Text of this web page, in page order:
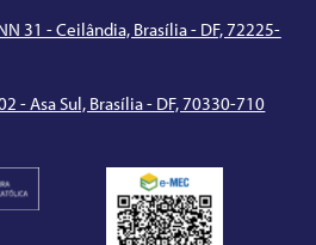
31 - Ceilândia, Brasília - DF, 72225-
- Asa Sul, Brasília - DF, 70330-710